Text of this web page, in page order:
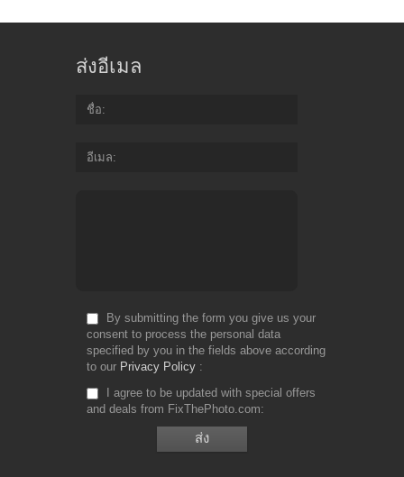
ส่งอีเมล
ชื่อ
อีเมล
By submitting the form you give us your
consent to process the personal data
specified by you in the fields above according
to our Privacy Policy
I agree to be updated with special offers
and deals from FixThePhoto.com